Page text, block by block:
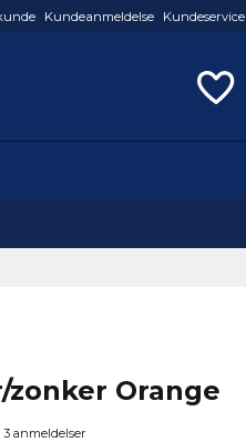
Kundeanmeldelse Kundeservice
Orange
3 anmeldelser